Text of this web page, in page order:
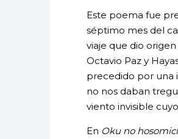
Este poema fue
séptimo mes del
viaje que dio origen
Octavio Paz y
precedido por una
no nos daban
viento invisible
En Oku no